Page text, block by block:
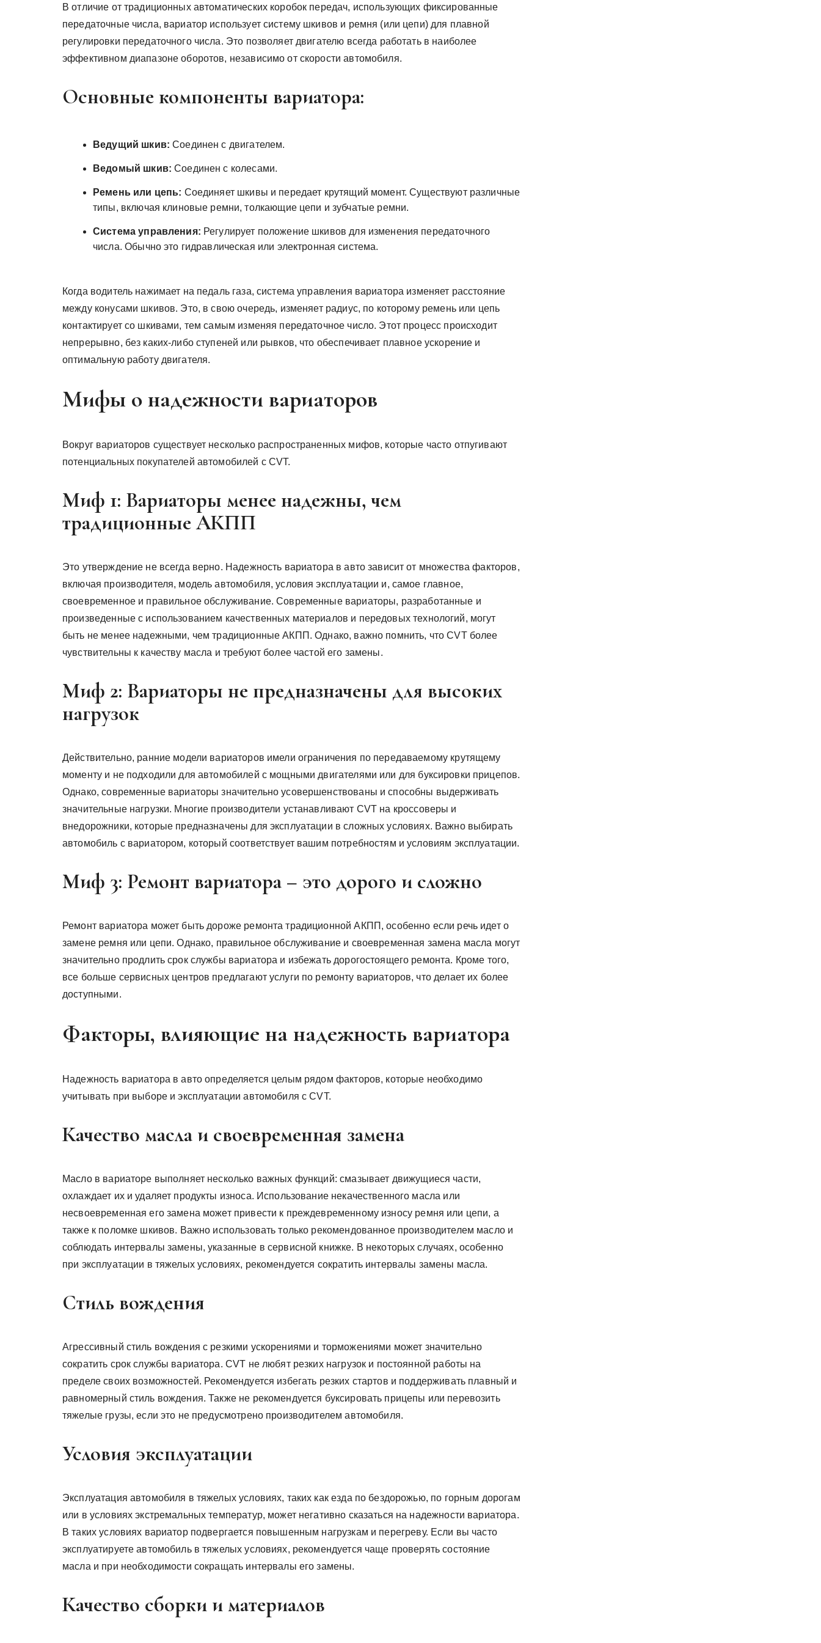
В отличие от традиционных автоматических коробок передач, использующих фиксированные
передаточные числа, вариатор использует систему шкивов и ремня (или цепи) для плавной
регулировки передаточного числа. Это позволяет двигателю всегда работать в наиболее
эффективном диапазоне оборотов, независимо от скорости автомобиля.
Основные компоненты вариатора:
Ведущий шкив: Соединен с двигателем.
Ведомый шкив: Соединен с колесами.
Ремень или цепь: Соединяет шкивы и передает крутящий момент. Существуют различные
типы, включая клиновые ремни, толкающие цепи и зубчатые ремни.
Система управления: Регулирует положение шкивов для изменения передаточного
числа. Обычно это гидравлическая или электронная система.
Когда водитель нажимает на педаль газа, система управления вариатора изменяет расстояние
между конусами шкивов. Это, в свою очередь, изменяет радиус, по которому ремень или цепь
контактирует со шкивами, тем самым изменяя передаточное число. Этот процесс происходит
непрерывно, без каких-либо ступеней или рывков, что обеспечивает плавное ускорение и
оптимальную работу двигателя.
Мифы о надежности вариаторов
Вокруг вариаторов существует несколько распространенных мифов, которые часто отпугивают
потенциальных покупателей автомобилей с CVT.
Миф 1: Вариаторы менее надежны, чем
традиционные АКПП
Это утверждение не всегда верно. Надежность вариатора в авто зависит от множества факторов,
включая производителя, модель автомобиля, условия эксплуатации и, самое главное,
своевременное и правильное обслуживание. Современные вариаторы, разработанные и
произведенные с использованием качественных материалов и передовых технологий, могут
быть не менее надежными, чем традиционные АКПП. Однако, важно помнить, что CVT более
чувствительны к качеству масла и требуют более частой его замены.
Миф 2: Вариаторы не предназначены для высоких
нагрузок
Действительно, ранние модели вариаторов имели ограничения по передаваемому крутящему
моменту и не подходили для автомобилей с мощными двигателями или для буксировки прицепов.
Однако, современные вариаторы значительно усовершенствованы и способны выдерживать
значительные нагрузки. Многие производители устанавливают CVT на кроссоверы и
внедорожники, которые предназначены для эксплуатации в сложных условиях. Важно выбирать
автомобиль с вариатором, который соответствует вашим потребностям и условиям эксплуатации.
Миф 3: Ремонт вариатора – это дорого и сложно
Ремонт вариатора может быть дороже ремонта традиционной АКПП, особенно если речь идет о
замене ремня или цепи. Однако, правильное обслуживание и своевременная замена масла могут
значительно продлить срок службы вариатора и избежать дорогостоящего ремонта. Кроме того,
все больше сервисных центров предлагают услуги по ремонту вариаторов, что делает их более
доступными.
Факторы, влияющие на надежность вариатора
Надежность вариатора в авто определяется целым рядом факторов, которые необходимо
учитывать при выборе и эксплуатации автомобиля с CVT.
Качество масла и своевременная замена
Масло в вариаторе выполняет несколько важных функций: смазывает движущиеся части,
охлаждает их и удаляет продукты износа. Использование некачественного масла или
несвоевременная его замена может привести к преждевременному износу ремня или цепи, а
также к поломке шкивов. Важно использовать только рекомендованное производителем масло и
соблюдать интервалы замены, указанные в сервисной книжке. В некоторых случаях, особенно
при эксплуатации в тяжелых условиях, рекомендуется сократить интервалы замены масла.
Стиль вождения
Агрессивный стиль вождения с резкими ускорениями и торможениями может значительно
сократить срок службы вариатора. CVT не любят резких нагрузок и постоянной работы на
пределе своих возможностей. Рекомендуется избегать резких стартов и поддерживать плавный и
равномерный стиль вождения. Также не рекомендуется буксировать прицепы или перевозить
тяжелые грузы, если это не предусмотрено производителем автомобиля.
Условия эксплуатации
Эксплуатация автомобиля в тяжелых условиях, таких как езда по бездорожью, по горным дорогам
или в условиях экстремальных температур, может негативно сказаться на надежности вариатора.
В таких условиях вариатор подвергается повышенным нагрузкам и перегреву. Если вы часто
эксплуатируете автомобиль в тяжелых условиях, рекомендуется чаще проверять состояние
масла и при необходимости сокращать интервалы его замены.
Качество сборки и материалов